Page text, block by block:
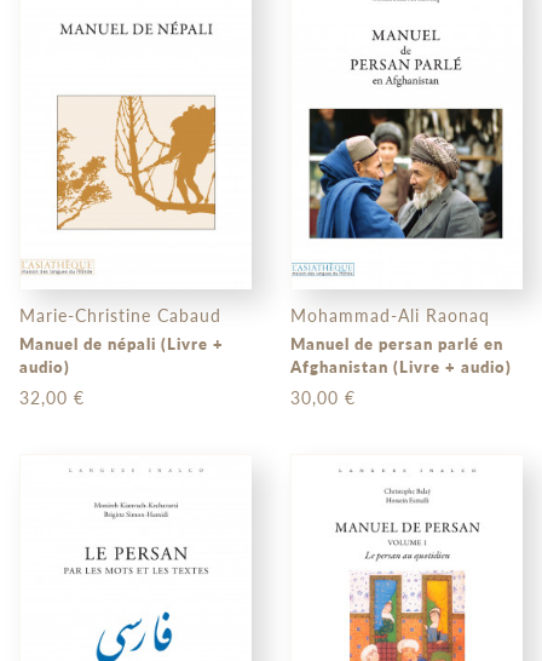
Marie-Christine Cabaud
Manuel de népali (Livre +
audio)
32,00 €
Mohammad-Ali Raonaq
Manuel de persan parlé en
Afghanistan (Livre + audio)
30,00 €